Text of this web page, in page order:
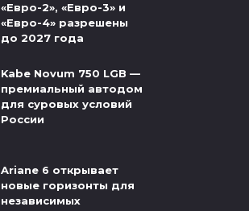
«Евро-2», «Евро-3» и
«Евро-4» разрешены
до 2027 года
Kabe Novum 750 LGB —
премиальный автодом
для суровых условий
России
Ariane 6 открывает
новые горизонты для
независимых